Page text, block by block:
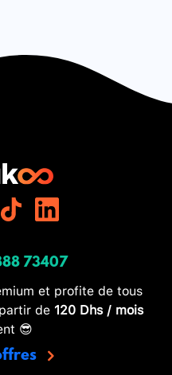
73407
et profite de tous
de 120 Dhs / mois
😎